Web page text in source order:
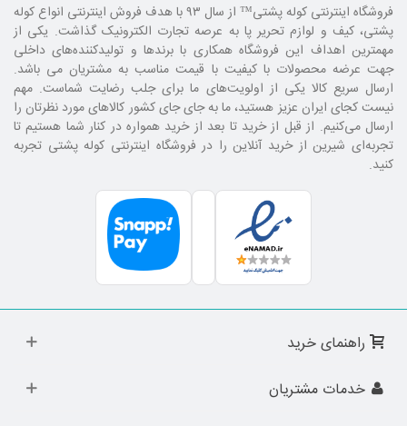
فروشگاه اینترنتی کوله پشتی
™ از سال ۹۳ با هدف فروش اینترنتی انواع کوله
پشتی، کیف و لوازم تحریر پا به عرصه تجارت الکترونیک گذاشت. یکی از
مهمترین اهداف این فروشگاه همکاری با برند‌ها و تولیدکننده‌های داخلی
جهت عرضه محصولات با کیفیت با قیمت مناسب به مشتریان می باشد.
ارسال سریع کالا یکی از اولویت‌های ما برای جلب رضایت شماست. مهم
نیست کجای ایران عزیز هستید، ما به جای جای کشور کالا‌های مورد نظرتان را
ارسال می‌کنیم. از قبل از خرید تا بعد از خرید همواره در کنار شما هستیم تا
تجربه‌ای شیرین از خرید آنلاین را در فروشگاه اینترنتی کوله پشتی تجربه
کنید.
راهنمای خرید
خدمات مشتریان